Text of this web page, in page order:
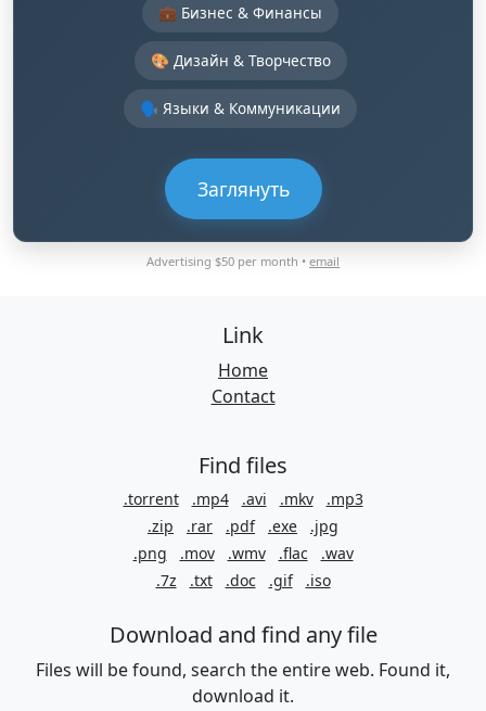
💼 Бизнес & Финансы
🎨 Дизайн & Творчество
🗣️ Языки & Коммуникации
Заглянуть
Advertising $50 per month • email
Link
Home
Contact
Find files
.torrent .mp4 .avi .mkv
.mp3
.zip
.rar .pdf .exe
.jpg
.png
.mov .wmv .flac
.wav
.7z
.txt .doc .gif .iso
Download and find any file
Files will be found, search the entire web. Found it,
download it.